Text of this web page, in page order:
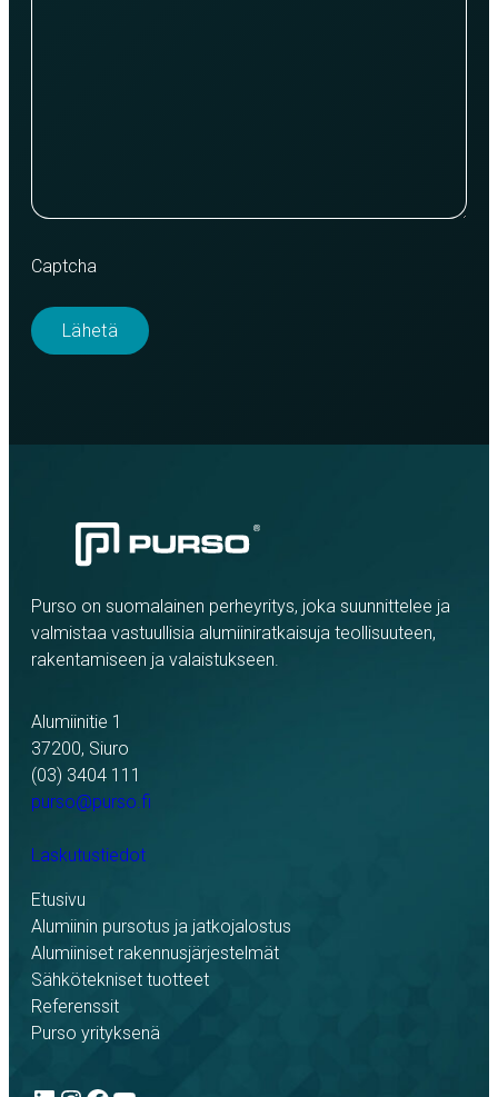
Captcha
Purso on suomalainen perheyritys, joka suunnittelee ja
valmistaa vastuullisia alumiiniratkaisuja teollisuuteen,
rakentamiseen ja valaistukseen.
Alumiinitie 1
37200, Siuro
(03) 3404 111
purso@purso.fi
Laskutustiedot
Etusivu
Alumiinin pursotus ja jatkojalostus
Alumiiniset rakennusjärjestelmät
Sähkötekniset tuotteet
Referenssit
Purso yrityksenä